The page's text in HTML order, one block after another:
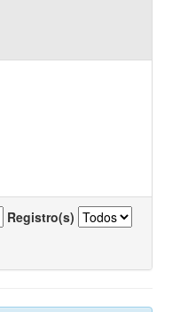
Registro(s)